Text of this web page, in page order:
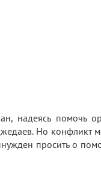
надеясь помочь
Но конфликт
просить о